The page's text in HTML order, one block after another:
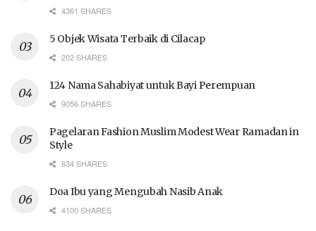
4361 SHARES
5 Objek Wisata Terbaik di Cilacap
202 SHARES
124 Nama Sahabiyat untuk Bayi Perempuan
9056 SHARES
Pagelaran Fashion Muslim Modest Wear Ramadan in
Style
634 SHARES
Doa Ibu yang Mengubah Nasib Anak
4100 SHARES